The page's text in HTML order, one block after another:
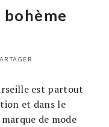
bohème
est partout
et dans le
de mode